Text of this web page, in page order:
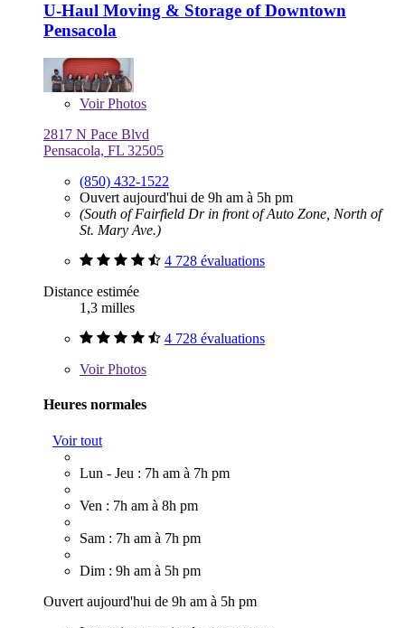
U-Haul Moving & Storage of Downtown
Pensacola
VoirPhotos
2817 N Pace Blvd
Pensacola, FL 32505
(850) 432-1522
Ouvert aujourd'hui de 9h am à 5h pm
(South of Fairfield Dr in front of Auto Zone, North of
St. Mary Ave.)
4 728 évaluations
Distance estimée
1,3 milles
4 728 évaluations
VoirPhotos
Heures normales
Voir tout
Lun - Jeu : 7h am à 7h pm
Ven : 7h am à 8h pm
Sam : 7h am à 7h pm
Dim : 9h am à 5h pm
Ouvert aujourd'hui de 9h am à 5h pm